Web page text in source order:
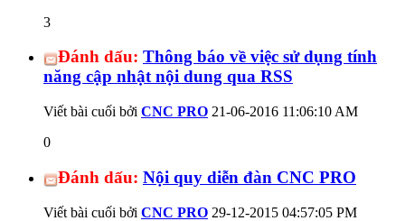
3
Đánh dấu: Thông báo về việc sử dụng tính
năng cập nhật nội dung qua RSS
Viết bài cuối bởi CNC PRO 21-06-2016 11:06:10 AM
0
Đánh dấu: Nội quy diễn đàn CNC PRO
Viết bài cuối bởi CNC PRO 29-12-2015 04:57:05 PM